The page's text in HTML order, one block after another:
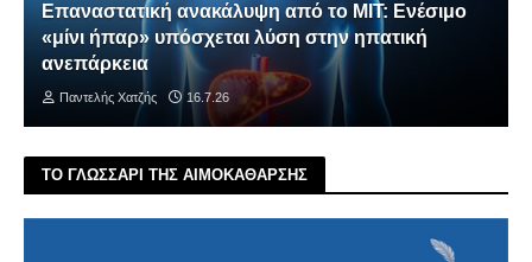
Επαναστατική ανακάλυψη από το MIT: Ενέσιμο
«μίνι ήπαρ» υπόσχεται λύση στην ηπατική
ανεπάρκεια
Παντελής Χατζής 16.7.26
ΤΟ ΓΛΩΣΣΑΡΙ ΤΗΣ ΑΙΜΟΚΑΘΑΡΣΗΣ